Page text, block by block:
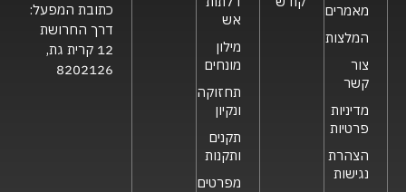
מאמרים
המלצות
צור
קשר
מדיניות
פרטיות
הצהרת
נגישות
אש
מילון
מונחים
תחזוקה
ונקיון
תקנים
ותקנות
מפרטים
כתובת המפעל:
דרך החרושת
12 קרית גת,
8202126